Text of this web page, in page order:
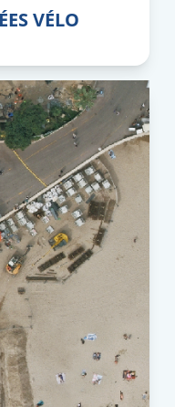
VÉLO